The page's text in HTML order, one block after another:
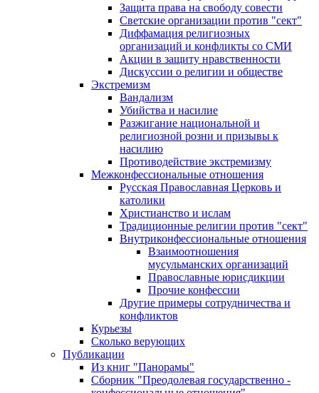
Защита права на свободу совести
Светские организации против "сект"
Диффамация религиозных
организаций и конфликты со СМИ
Акции в защиту нравственности
Дискуссии о религии и обществе
Экстремизм
Вандализм
Убийства и насилие
Разжигание национальной и
религиозной розни и призывы к
насилию
Противодействие экстремизму
Межконфессиональные отношения
Русская Православная Церковь и
католики
Христианство и ислам
Традиционные религии против "сект"
Внутриконфессиональные отношения
Взаимоотношения
мусульманских организаций
Православные юрисдикции
Прочие конфессии
Другие примеры сотрудничества и
конфликтов
Курьезы
Сколько верующих
Публикации
Из книг "Панорамы"
Сборник "Преодолевая государственно -